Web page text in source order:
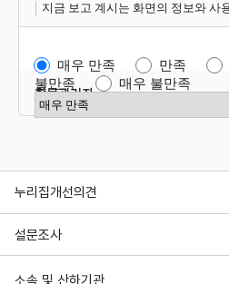
지금 보고 계시는 화면의 정보와 사
매우 만족 만족
불만족
매우 불만족
만족도 점수 선택
항목관리자
누리집개선의견
설문조사
소속 및 산하기관